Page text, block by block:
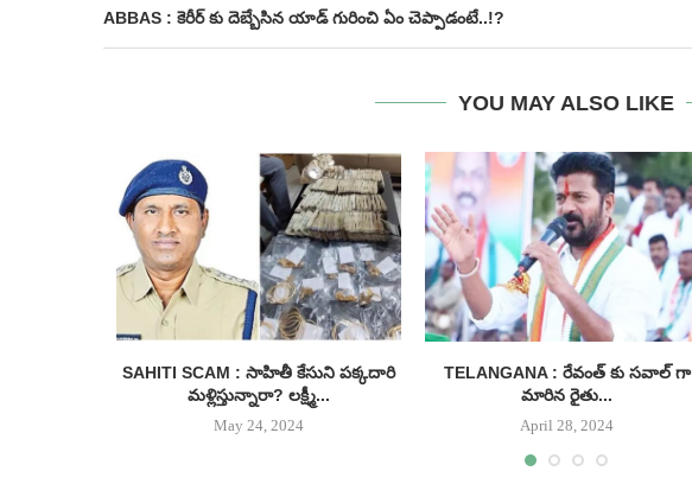
ABBAS : కెరీర్ కు దెబ్బేసిన యాడ్ గురించి ఏం చెప్పాడంటే..!?
YOU MAY ALSO LIKE
SAHITI SCAM : సాహితీ కేసుని పక్కదారి
మళ్లిస్తున్నారా? లక్ష్మీ...
May 24, 2024
TELANGANA : రేవంత్ కు సవాల్ గా
మారిన రైతు...
April 28, 2024